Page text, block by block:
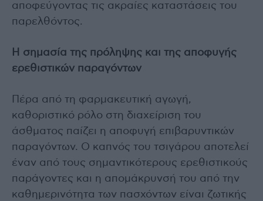
αποφεύγοντας τις ακραίες καταστάσεις του
παρελθόντος.
Η σημασία της πρόληψης και της αποφυγής
ερεθιστικών παραγόντων
Πέρα από τη φαρμακευτική αγωγή,
καθοριστικό ρόλο στη διαχείριση του
άσθματος παίζει η αποφυγή επιβαρυντικών
παραγόντων. Ο καπνός του τσιγάρου αποτελεί
έναν από τους σημαντικότερους ερεθιστικούς
παράγοντες και η απομάκρυνσή του από την
καθημερινότητα των πασχόντων είναι ζωτικής